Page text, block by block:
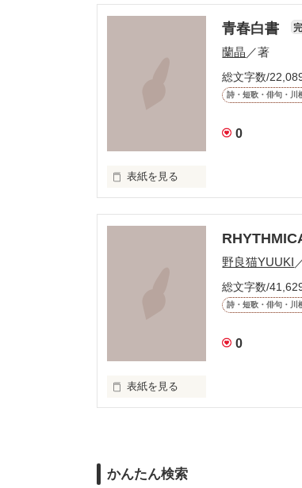
絶えず支配し続けては
ただひとつ
青春白書 完
蘭晶 ／著
総文字数/
詩・短歌・俳句・川
0
表紙を見る
野良猫YUUKI
総文字数/
詩・短歌・俳句・川
0
表紙を見る
かんたん検索